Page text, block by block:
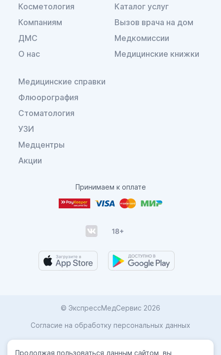
Косметология
Компаниям
ДМС
О нас
Каталог услуг
Вызов врача на дом
Медкомиссии
Медицинские книжки
Медицинские справки
Флюорография
Стоматология
УЗИ
Медцентры
Акции
Принимаем к оплате
© ЭкспрессМедСервис 2026
Согласие на обработку персональных данных
Карта сайта
Продолжая пользоваться данным сайтом, вы